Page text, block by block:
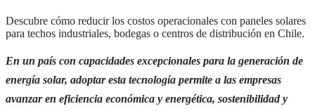
Descubre cómo reducir los costos operacionales con paneles solares
para techos industriales, bodegas o centros de distribución en Chile.
En un país con capacidades excepcionales para la generación de
energía solar, adoptar esta tecnología permite a las empresas
avanzar en eficiencia económica y energética, sostenibilidad y